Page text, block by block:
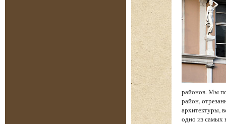
районов. Мы
район,
архитектуры,
одно из самых